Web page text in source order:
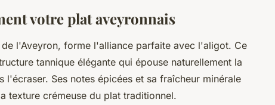
votre plat aveyronnais
l'Aveyron, forme l'alliance parfaite avec l'aligot. Ce
tannique élégante qui épouse naturellement la
l'écraser. Ses notes épicées et sa fraîcheur minérale
texture crémeuse du plat traditionnel.